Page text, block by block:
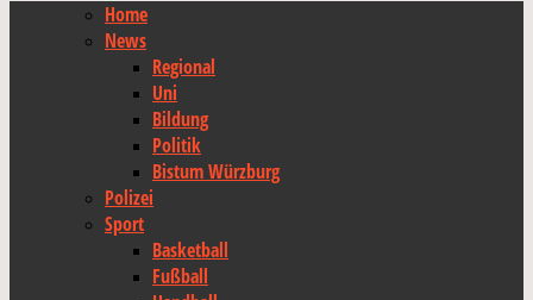
Home
News
Regional
Uni
Bildung
Politik
Bistum Würzburg
Polizei
Sport
Basketball
Fußball